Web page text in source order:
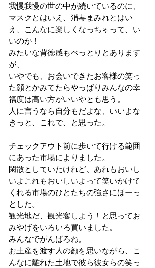
我慢我慢の世の中が続いているのに、
マスクとはいえ、消毒まみれとはい
え、こんなに楽しくなっちゃって、い
いのか！
みたいな背徳感もぺっとりとあります
が、
いやでも、お会いできたお客様の笑っ
た顔とかみてたらやっぱりみんなの幸
福度は高い方がいいやとも思う。
人に言うなら自分もだよな、いいよな
きっと、これで、と思った。
チェックアウト前に歩いて行ける範囲
にあった市場によりました。
閑散としていたけれど、あれもおいし
いよこれもおいしいよって笑いかけて
くれる市場のひとたちの強さにほーっ
とした。
観光地だ、観光客しよう！と思ってお
みやげをいろいろ買いました。
みんなでがんばろね。
お土産を渡す人の顔を思いながら、こ
んなに離れた土地で彼ら彼女らの笑っ